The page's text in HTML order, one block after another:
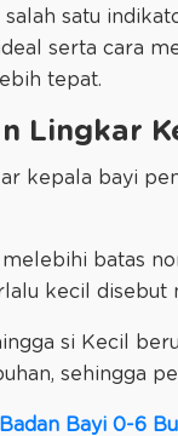
satu
serta cara
tepat.
Lingkar
kepala bayi
batas
kecil disebut
si Kecil
sehingga
Bayi 0-6